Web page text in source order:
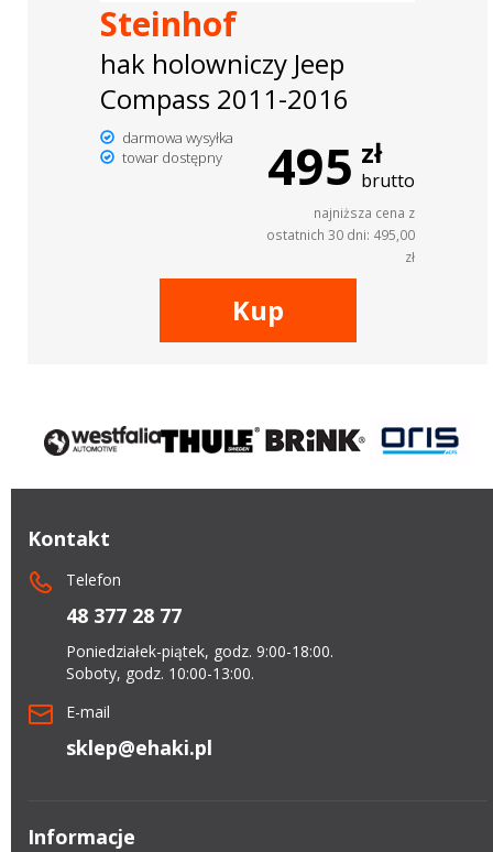
Steinhof
hak holowniczy Jeep
Compass 2011-2016
darmowa wysyłka
towar dostępny
495 zł
brutto
najniższa cena z
ostatnich 30 dni: 495,00
zł
Kup
Kontakt
Telefon
48 377 28 77
Poniedziałek-piątek, godz. 9:00-18:00.
Soboty, godz. 10:00-13:00.
E-mail
sklep@ehaki.pl
Informacje